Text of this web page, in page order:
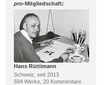
pro-Mitgliedschaft:
Hans Rüttimann
Schweiz, seit 2013
594 Werke, 20 Kommentare